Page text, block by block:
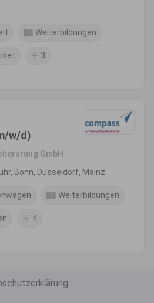
Weiterbildungen
3
w/d)
GmbH
Bonn, Düsseldorf, Mainz
Weiterbildungen
4